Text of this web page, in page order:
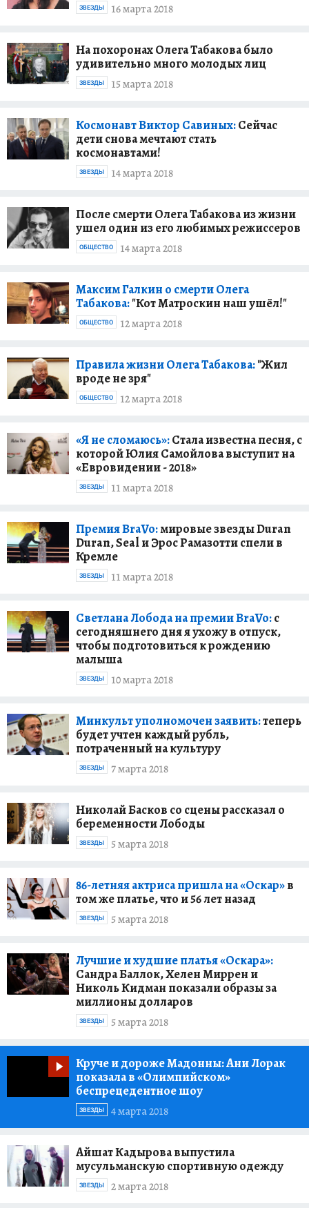
16 марта 2018
ЗВЕЗДЫ
На похоронах Олега Табакова было
удивительно много молодых лиц
15 марта 2018
ЗВЕЗДЫ
Космонавт Виктор Савиных:Сейчас
дети снова мечтают стать
космонавтами!
14 марта 2018
ЗВЕЗДЫ
После смерти Олега Табакова из жизни
ушел один из его любимых режиссеров
14 марта 2018
ОБЩЕСТВО
Максим Галкин о смерти Олега
Табакова:"Кот Матроскин наш ушёл!"
12 марта 2018
ОБЩЕСТВО
Правила жизни Олега Табакова:"Жил
вроде не зря"
12 марта 2018
ОБЩЕСТВО
«Я не сломаюсь»:Стала известна песня, с
которой Юлия Самойлова выступит на
«Евровидении - 2018»
11 марта 2018
ЗВЕЗДЫ
Премия BraVo:мировые звезды Duran
Duran, Seal и Эрос Рамазотти спели в
Кремле
11 марта 2018
ЗВЕЗДЫ
Светлана Лобода на премии BraVo:с
сегодняшнего дня я ухожу в отпуск,
чтобы подготовиться к рождению
малыша
10 марта 2018
ЗВЕЗДЫ
Минкульт уполномочен заявить:теперь
будет учтен каждый рубль,
потраченный на культуру
7 марта 2018
ЗВЕЗДЫ
Николай Басков со сцены рассказал о
беременности Лободы
5 марта 2018
ЗВЕЗДЫ
86-летняя актриса пришла на «Оскар»в
том же платье, что и 56 лет назад
5 марта 2018
ЗВЕЗДЫ
Лучшие и худшие платья «Оскара»:
Сандра Баллок, Хелен Миррен и
Николь Кидман показали образы за
миллионы долларов
5 марта 2018
ЗВЕЗДЫ
Круче и дороже Мадонны:Ани Лорак
показала в «Олимпийском»
беспрецедентное шоу
4 марта 2018
ЗВЕЗДЫ
Айшат Кадырова выпустила
мусульманскую спортивную одежду
2 марта 2018
ЗВЕЗДЫ